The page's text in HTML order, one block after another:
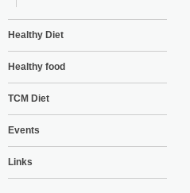
Healthy Diet
Healthy food
TCM Diet
Events
Links